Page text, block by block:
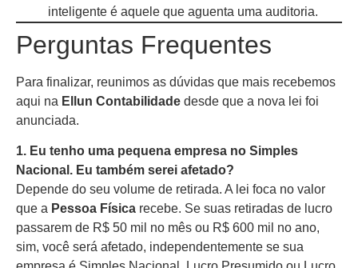
inteligente é aquele que aguenta uma auditoria.
Perguntas Frequentes
Para finalizar, reunimos as dúvidas que mais recebemos
aqui na Ellun Contabilidade desde que a nova lei foi
anunciada.
1. Eu tenho uma pequena empresa no Simples
Nacional. Eu também serei afetado?
Depende do seu volume de retirada. A lei foca no valor
que a Pessoa Física recebe. Se suas retiradas de lucro
passarem de R$ 50 mil no mês ou R$ 600 mil no ano,
sim, você será afetado, independentemente se sua